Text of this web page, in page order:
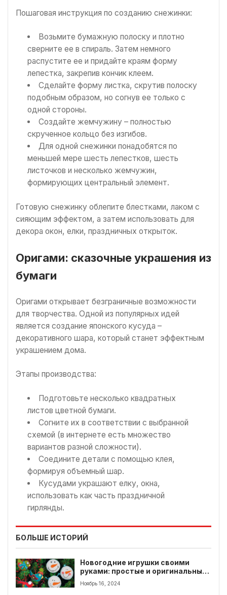
Пошаговая инструкция по созданию снежинки:
Возьмите бумажную полоску и плотно
сверните ее в спираль. Затем немного
распустите ее и придайте краям форму
лепестка, закрепив кончик клеем.
Сделайте форму листка, скрутив полоску
подобным образом, но согнув ее только с
одной стороны.
Создайте жемчужину – полностью
скрученное кольцо без изгибов.
Для одной снежинки понадобятся по
меньшей мере шесть лепестков, шесть
листочков и несколько жемчужин,
формирующих центральный элемент.
Готовую снежинку облепите блестками, лаком с
сияющим эффектом, а затем использовать для
декора окон, елки, праздничных открыток.
Оригами: сказочные украшения из
бумаги
Оригами открывает безграничные возможности
для творчества. Одной из популярных идей
является создание японского кусуда –
декоративного шара, который станет эффектным
украшением дома.
Этапы производства:
Подготовьте несколько квадратных
листов цветной бумаги.
Согните их в соответствии с выбранной
схемой (в интернете есть множество
вариантов разной сложности).
Соедините детали с помощью клея,
формируя объемный шар.
Кусудами украшают елку, окна,
использовать как часть праздничной
гирлянды.
БОЛЬШЕ ИСТОРИЙ
Новогодние игрушки своими
руками: простые и оригинальные
идеи
Ноябрь 16, 2024